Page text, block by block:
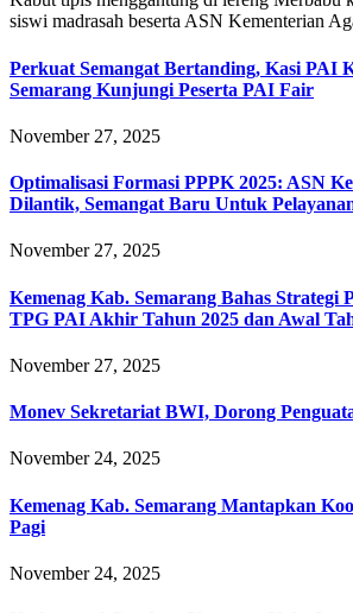
siswi madrasah beserta ASN Kementerian
Perkuat Semangat Bertanding, Kasi PAI
Semarang Kunjungi Peserta PAI Fair
November 27, 2025
Optimalisasi Formasi PPPK 2025: ASN
Dilantik, Semangat Baru Untuk
November 27, 2025
Kemenag Kab. Semarang Bahas Strategi
TPG PAI Akhir Tahun 2025 dan Awal
November 27, 2025
Monev Sekretariat BWI, Dorong
November 24, 2025
Kemenag Kab. Semarang Mantapkan
Pagi
November 24, 2025